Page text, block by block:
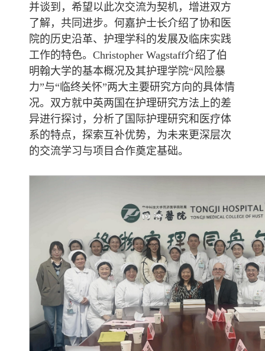
并谈到，希望以此次交流为契机，增进双方
了解，共同进步。何嘉护士长介绍了协和医
院的历史沿革、护理学科的发展及临床实践
工作的特色。Christopher Wagstaff介绍了伯
明翰大学的基本概况及其护理学院“风险暴
力”与“临终关怀”两大主要研究方向的具体情
况。双方就中英两国在护理研究方法上的差
异进行探讨，分析了国际护理研究和医疗体
系的特点，探索互补优势，为未来更深层次
的交流学习与项目合作奠定基础。